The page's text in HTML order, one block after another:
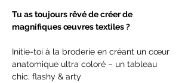
Tu as toujours rêvé de créer de
magnifiques œuvres textiles ?
Initie-toi à la broderie en créant un cœur
anatomique ultra coloré – un tableau
chic, flashy & arty